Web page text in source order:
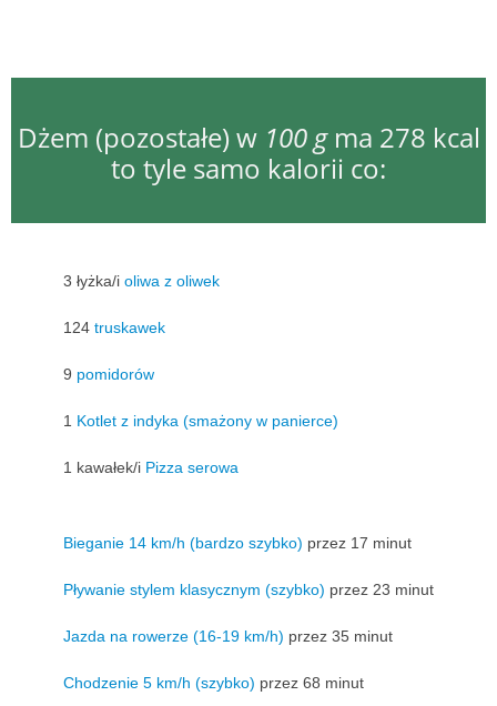
Dżem (pozostałe) w 100 gma 278 kcal
to tyle samo kalorii co:
3 łyżka/i oliwa z oliwek
124 truskawek
9 pomidorów
1 Kotlet z indyka (smażony w panierce)
1 kawałek/i Pizza serowa
Bieganie 14 km/h (bardzo szybko) przez 17 minut
Pływanie stylem klasycznym (szybko) przez 23 minut
Jazda na rowerze (16-19 km/h) przez 35 minut
Chodzenie 5 km/h (szybko) przez 68 minut